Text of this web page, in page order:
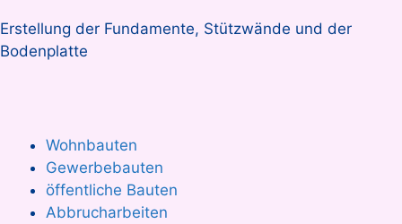
Erstellung der Fundamente, Stützwände und der
Bodenplatte
Wohnbauten
Gewerbebauten
öffentliche Bauten
Abbrucharbeiten